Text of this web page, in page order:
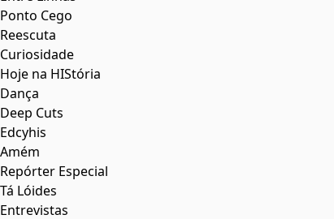
Ponto Cego
Reescuta
Curiosidade
Hoje na HIStória
Dança
Deep Cuts
Edcyhis
Amém
Repórter Especial
Tá Lóides
Entrevistas